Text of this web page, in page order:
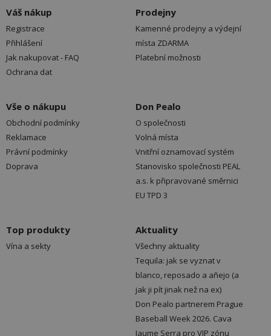
Váš nákup
Registrace
Přihlášení
Jak nakupovat - FAQ
Ochrana dat
Prodejny
Kamenné prodejny a výdejní
místa ZDARMA
Platební možnosti
Vše o nákupu
Obchodní podmínky
Reklamace
Právní podmínky
Doprava
Don Pealo
O společnosti
Volná místa
Vnitřní oznamovací systém
Stanovisko společnosti PEAL
a.s. k připravované směrnici
EU TPD 3
Top produkty
Vína a sekty
Aktuality
Všechny aktuality
Tequila: jak se vyznat v
blanco, reposado a añejo (a
jak ji pít jinak než na ex)
Don Pealo partnerem Prague
Baseball Week 2026. Cava
Jaume Serra pro VIP zónu